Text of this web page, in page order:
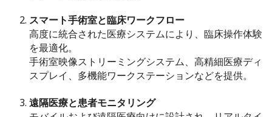
スマート手術室と臨床ワークフロー
高度に統合された医療システムにより、臨床操作体験
を最適化。
手術室映像ストリーミングシステム、高精細医療ディ
スプレイ、多機能ワークステーションなどを提供。
遠隔医療と患者モニタリング